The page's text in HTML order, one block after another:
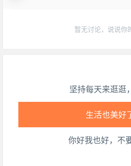
暂无讨论，说说你
坚持每天来逛逛
工作也轻松
你好我也好，不